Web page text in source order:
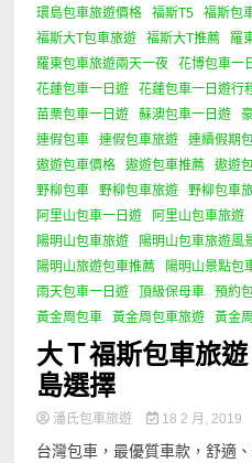
環島包車旅遊價格
福斯T5 福斯包
福斯大T包車旅遊
福斯大T推薦
羅
羅東包車旅遊兩天一夜
花博包車一
花蓮包車一日遊
花蓮包車一日遊行
苗栗包車一日遊
蘇澳包車一日遊
連假包車
連假包車旅遊 連續假期
遨遊包車價格
遨遊包車推薦 遨遊
野柳包車
野柳包車旅遊 野柳包車
阿里山包車一日遊
阿里山包車旅遊
陽明山包車旅遊
陽明山包車旅遊風
陽明山旅遊包車推薦
陽明山景點包
雨天包車一日遊
頂級保母車 預約
黃金周包車
黃金周包車旅遊 黃金
大Ｔ福斯包車旅
島選擇
潘氏包車旅遊 18 2 月, 2019
台灣包車，最優質車款，舒適